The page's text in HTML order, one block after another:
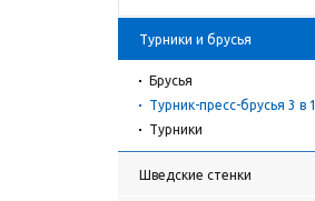
Турники и брусья
Брусья
Турник-пресс-брусья 3 в 1
Турники
Шведские стенки